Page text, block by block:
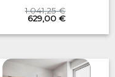
1.041,25€
Original
price
was:
629,00 €Current
is: